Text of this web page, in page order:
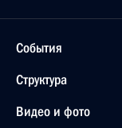
События
Структура
Видео и фото